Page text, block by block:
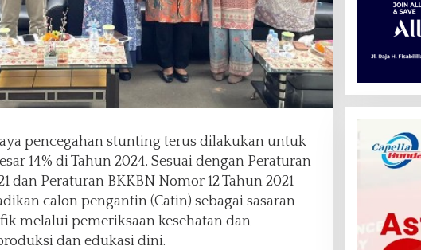
pencegahan stunting terus dilakukan untuk
14% di Tahun 2024. Sesuai dengan Peraturan
dan Peraturan BKKBN Nomor 12 Tahun 2021
calon pengantin (Catin) sebagai sasaran
melalui pemeriksaan kesehatan dan
dan edukasi dini.